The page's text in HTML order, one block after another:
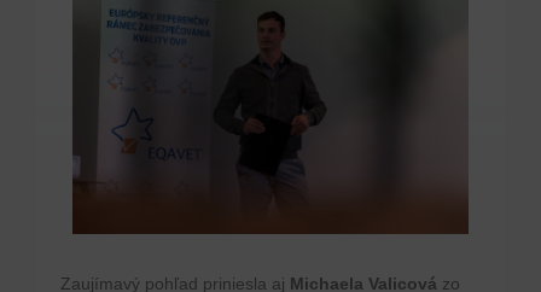
Zaujímavý pohľad priniesla aj Michaela Valicová zo